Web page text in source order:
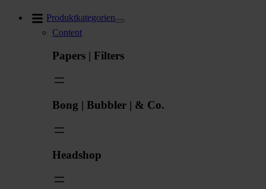
Produktkategorien
Content
Papers | Filters
Bong | Bubbler | & Co.
Headshop